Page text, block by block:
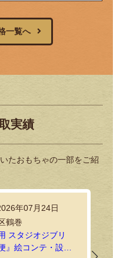
一覧へ
実績
たおもちゃの一部をご紹
年07月24日
鶴巻
スタジオジブリ
』絵コンテ・設定